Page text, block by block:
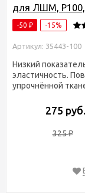
для ЛШМ, P100,
-50 ₽ -15%
Артикул: 35443-100
Низкий
эластичность.
упрочнённой
275 руб.
325₽